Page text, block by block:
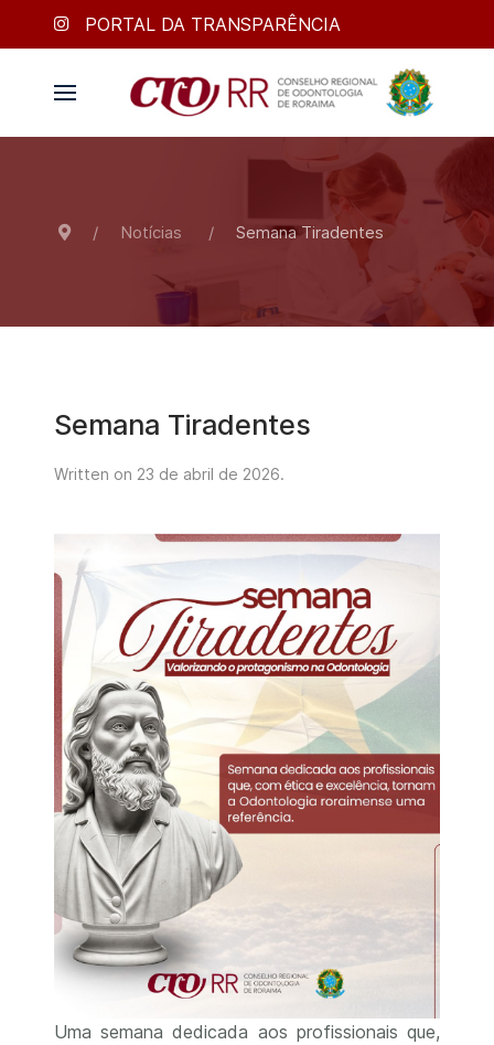
PORTAL DA TRANSPARÊNCIA
Notícias Semana Tiradentes
Semana Tiradentes
Written on 23 de abril de 2026.
Uma semana dedicada aos profissionais que,